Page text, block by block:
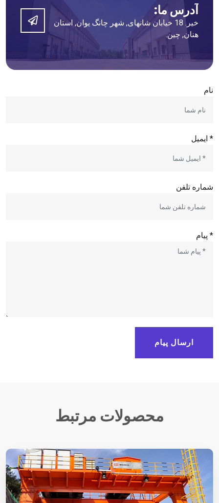
آدرس ما:
خیر. 18 خیابان شانهای, شهر چانگ یوان, استان
هنان, چین.
نام
* ایمیل
شماره تلفن
* پیام
ارسال پیام
محصولات مرتبط